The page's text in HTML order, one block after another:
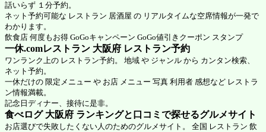
話いらず １分予約。
ネット予約可能な レストラン 居酒屋 の リアルタイムな空席情報が一発で
わかります。
飲食店 何度もお得 GoGoキャンペーン GoGo値引きクーポン スタンプ
一休.comレストラン 大阪府 レストラン予約
ワンランク上の レストラン予約。 地域 や ジャンル から カンタン検索、
ネット予約。
一休だけの 限定メニュー や お店 メニュー 写真 利用者 感想など レストラ
ン情報満載。
記念日ディナー、接待に是非。
食べログ 大阪府 ランキングと口コミで探せるグルメサイト
お店選びで失敗したくない人のためのグルメサイト。 全国 レストラン 飲